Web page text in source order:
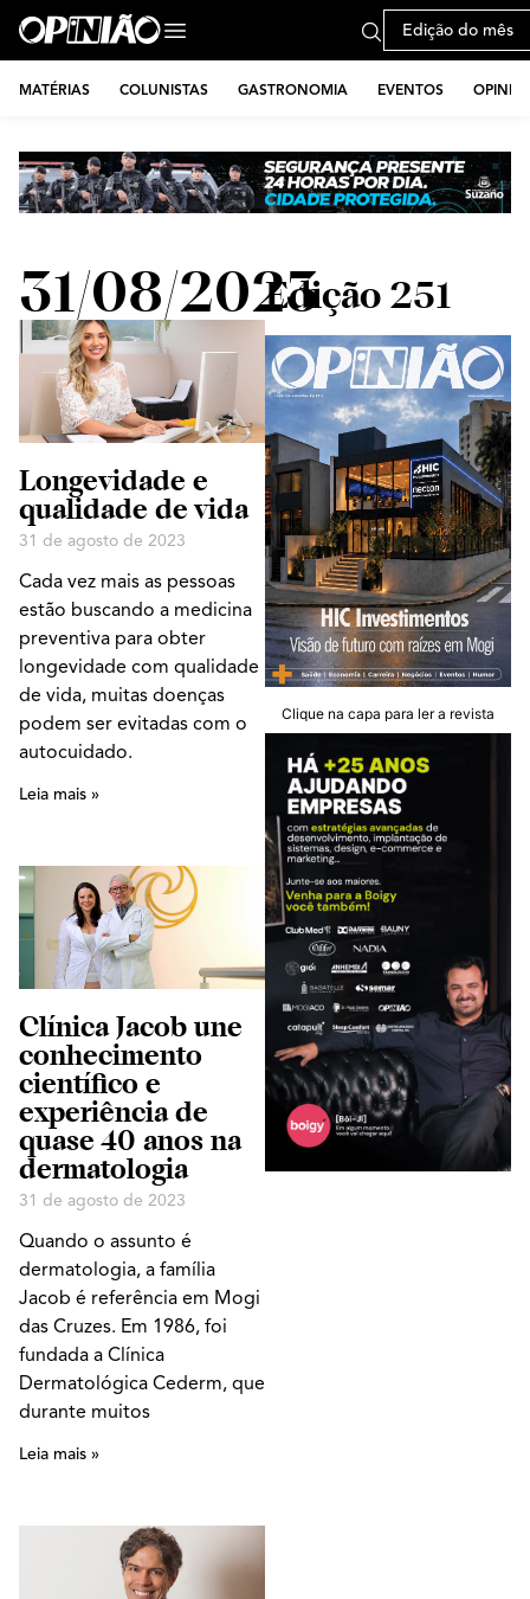
Edição do mês
MATÉRIAS COLUNISTAS GASTRONOMIA EVENTOS
31/08/2023
Longevidade e
qualidade de vida
31 de agosto de 2023
Cada vez mais as pessoas
estão buscando a medicina
preventiva para obter
longevidade com qualidade
de vida, muitas doenças
podem ser evitadas com o
autocuidado.
Leia mais »
Clínica Jacob une
conhecimento
científico e
experiência de
quase 40 anos na
dermatologia
31 de agosto de 2023
Quando o assunto é
dermatologia, a família
Jacob é referência em Mogi
das Cruzes. Em 1986, foi
fundada a Clínica
Dermatológica Cederm, que
durante muitos
Leia mais »
Edição 251
Clique na capa para ler a revista